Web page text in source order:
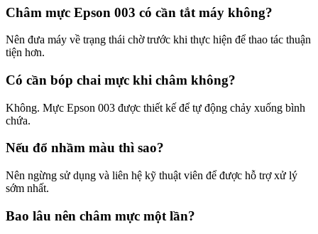
Châm mực Epson 003 có cần tắt máy không?
Nên đưa máy về trạng thái chờ trước khi thực hiện để thao tác thuận
tiện hơn.
Có cần bóp chai mực khi châm không?
Không. Mực Epson 003 được thiết kế để tự động chảy xuống bình
chứa.
Nếu đổ nhầm màu thì sao?
Nên ngừng sử dụng và liên hệ kỹ thuật viên để được hỗ trợ xử lý
sớm nhất.
Bao lâu nên châm mực một lần?